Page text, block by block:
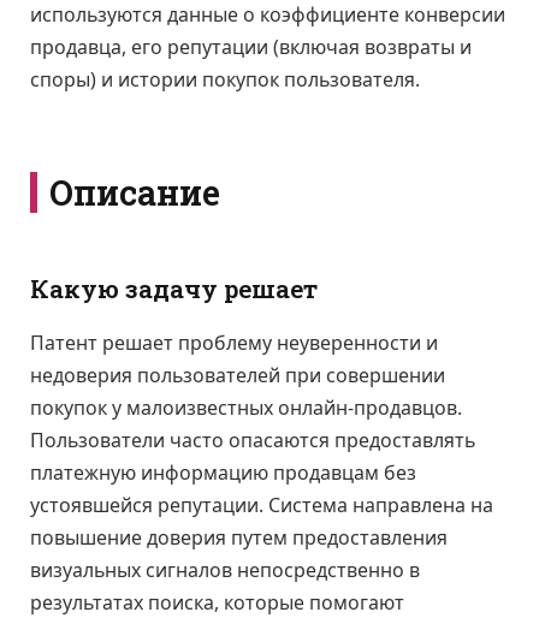
используются данные о коэффициенте конверсии
продавца, его репутации (включая возвраты и
споры) и истории покупок пользователя.
Описание
Какую задачу решает
Патент решает проблему неуверенности и
недоверия пользователей при совершении
покупок у малоизвестных онлайн-продавцов.
Пользователи часто опасаются предоставлять
платежную информацию продавцам без
устоявшейся репутации. Система направлена на
повышение доверия путем предоставления
визуальных сигналов непосредственно в
результатах поиска, которые помогают